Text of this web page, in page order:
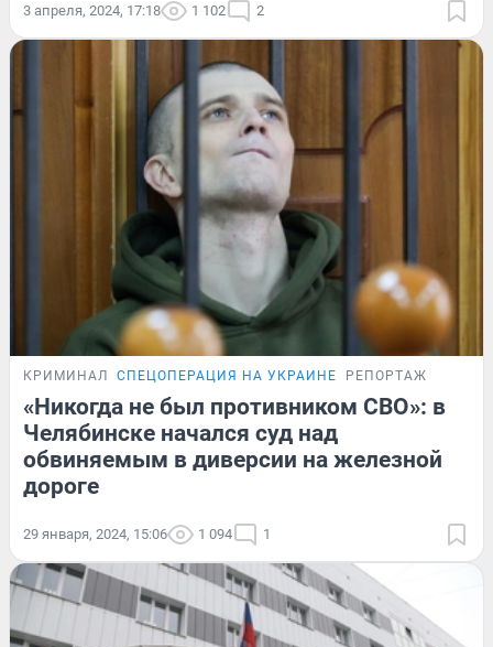
3 апреля, 2024, 17:18 1 102 2
КРИМИНАЛ СПЕЦОПЕРАЦИЯ НА УКРАИНЕ РЕПОРТАЖ
«Никогда не был противником СВО»: в
Челябинске начался суд над
обвиняемым в диверсии на железной
дороге
29 января, 2024, 15:06 1 094 1